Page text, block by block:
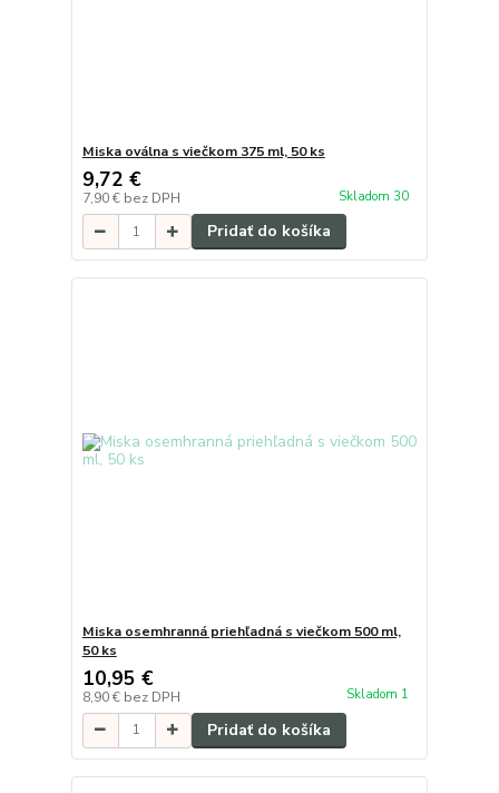
Miska oválna s viečkom 375 ml, 50 ks
9,72 €
7,90 € bez DPH Skladom 30
Pridať do košíka
Miska osemhranná priehľadná s viečkom 500 ml,
50 ks
10,95 €
8,90 € bez DPH Skladom 1
Pridať do košíka